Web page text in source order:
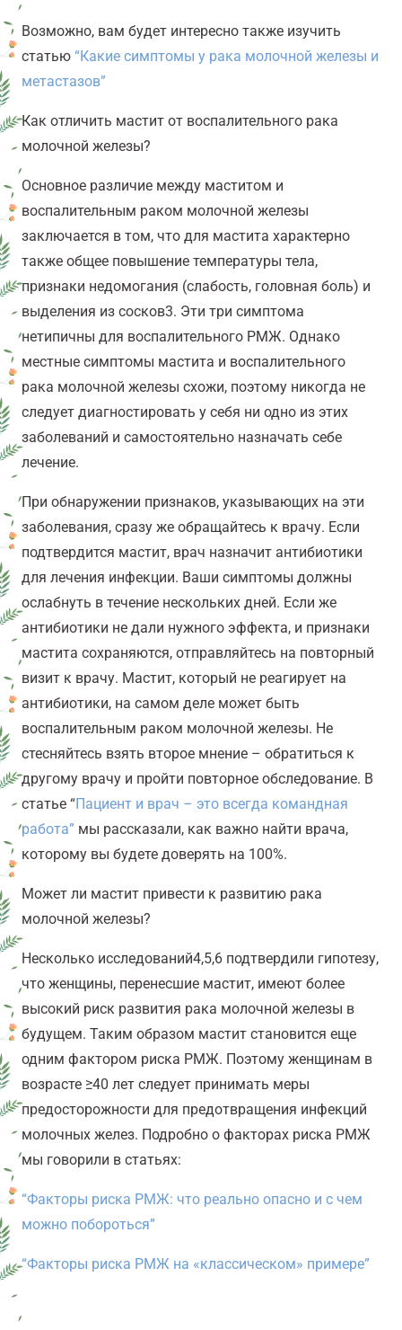
Возможно, вам будет интересно также изучить
статью “Какие симптомы у рака молочной железы и
метастазов”
Как отличить мастит от воспалительного рака
молочной железы?
Основное различие между маститом и
воспалительным раком молочной железы
заключается в том, что для мастита характерно
также общее повышение температуры тела,
признаки недомогания (слабость, головная боль) и
выделения из сосков3. Эти три симптома
нетипичны для воспалительного РМЖ. Однако
местные симптомы мастита и воспалительного
рака молочной железы схожи, поэтому никогда не
следует диагностировать у себя ни одно из этих
заболеваний и самостоятельно назначать себе
лечение.
При обнаружении признаков, указывающих на эти
заболевания, сразу же обращайтесь к врачу. Если
подтвердится мастит, врач назначит антибиотики
для лечения инфекции. Ваши симптомы должны
ослабнуть в течение нескольких дней. Если же
антибиотики не дали нужного эффекта, и признаки
мастита сохраняются, отправляйтесь на повторный
визит к врачу. Мастит, который не реагирует на
антибиотики, на самом деле может быть
воспалительным раком молочной железы. Не
стесняйтесь взять второе мнение – обратиться к
другому врачу и пройти повторное обследование. В
статье “Пациент и врач – это всегда командная
работа” мы рассказали, как важно найти врача,
которому вы будете доверять на 100%.
Может ли мастит привести к развитию рака
молочной железы?
Несколько исследований4,5,6 подтвердили гипотезу,
что женщины, перенесшие мастит, имеют более
высокий риск развития рака молочной железы в
будущем. Таким образом мастит становится еще
одним фактором риска РМЖ. Поэтому женщинам в
возрасте ≥40 лет следует принимать меры
предосторожности для предотвращения инфекций
молочных желез. Подробно о факторах риска РМЖ
мы говорили в статьях:
“Факторы риска РМЖ: что реально опасно и с чем
можно побороться”
“Факторы риска РМЖ на «классическом» примере”